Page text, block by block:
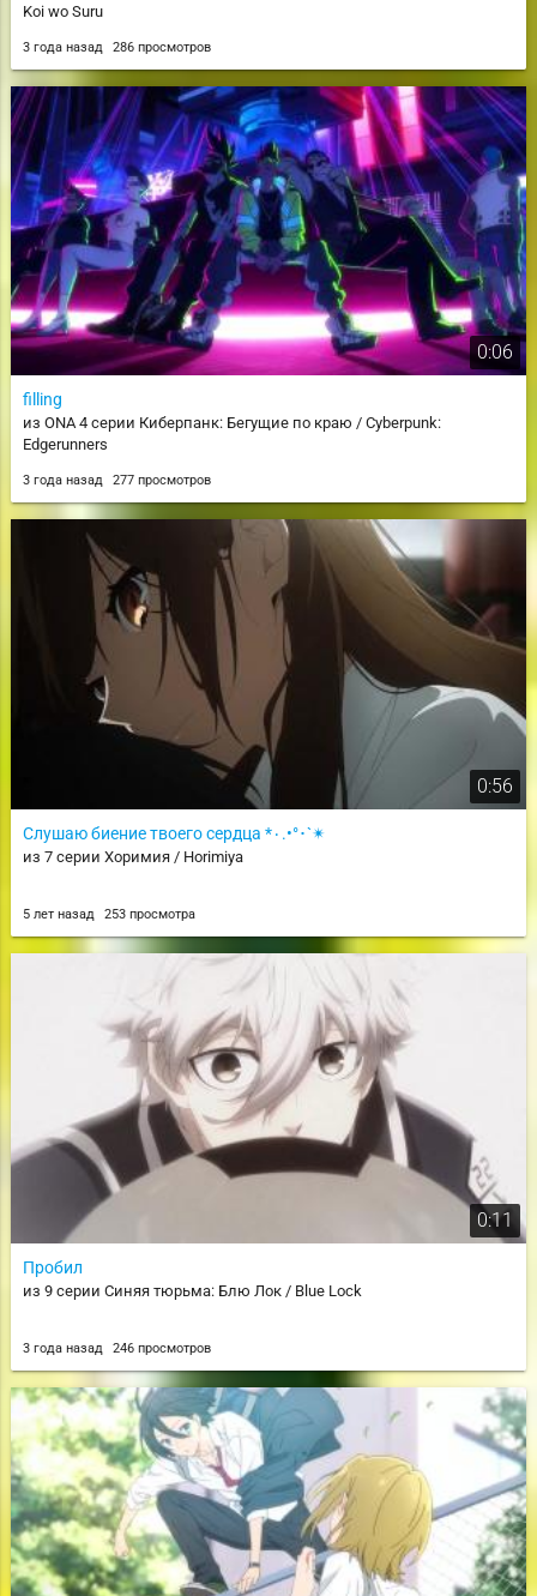
Koi wo Suru
3 года назад 286 просмотров
0:06
filling
из ONA 4 серии Киберпанк: Бегущие по краю / Cyberpunk:
Edgerunners
3 года назад 277 просмотров
0:56
Слушаю биение твоего сердца *٠.•°･`✴
из 7 серии Хоримия / Horimiya
5 лет назад 253 просмотра
0:11
Пробил
из 9 серии Синяя тюрьма: Блю Лок / Blue Lock
3 года назад 246 просмотров